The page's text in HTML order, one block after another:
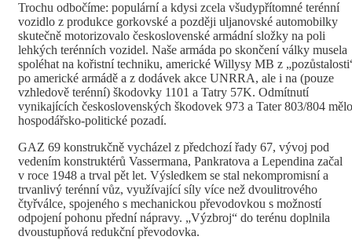
Trochu odbočíme: populární a kdysi zcela všudypřítomné terénní
vozidlo z produkce gorkovské a později uljanovské automobilky
skutečně motorizovalo československé armádní složky na poli
lehkých terénních vozidel. Naše armáda po skončení války musela
spoléhat na kořistní techniku, americké Willysy MB z
po americké armádě a z dodávek akce UNRRA, ale i na (pouze
vzhledově terénní) škodovky 1101 a Tatry 57K. Odmítnutí
vynikajících československých škodovek 973 a Tater 803/804 mělo
hospodářsko-politické pozadí.
GAZ 69 konstrukčně vycházel z předchozí řady 67, vývoj pod
vedením konstruktérů Vassermana, Pankratova a Lependina začal
v roce 1948 a trval pět let. Výsledkem se stal nekompromisní a
trvanlivý terénní vůz, využívající síly více než dvoulitrového
čtyřválce, spojeného s mechanickou převodovkou s možností
odpojení pohonu přední nápravy. „Výzbroj“ do terénu doplnila
dvoustupňová redukční převodovka.